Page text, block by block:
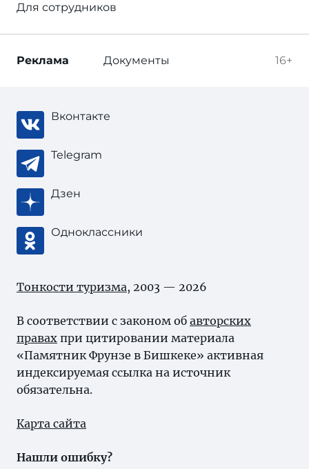
Для сотрудников
16+
Реклама Документы
Вконтакте
Telegram
Дзен
Одноклассники
Тонкости туризма, 2003 — 2026
В соответствии с законом об авторских
правах при цитировании материала
«Памятник Фрунзе в Бишкеке» активная
индексируемая ссылка на источник
обязательна.
Карта сайта
Нашли ошибку?